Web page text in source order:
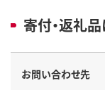
寄付・返礼
お問い合わせ先